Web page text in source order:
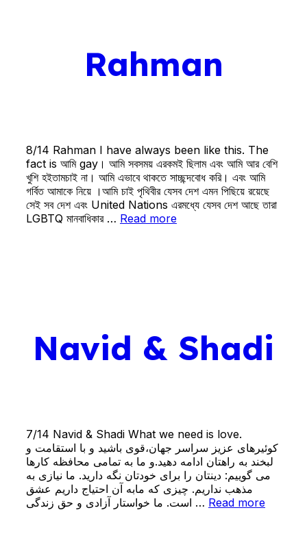
Rahman
8/14 Rahman I have always been like this. The
fact is আমি gay। আমি সবসময় এরকমই ছিলাম এবং আমি আর বেশি
খুশি হইতামচাই না। আমি এভাবে থাকতে সাচ্ছন্দবোধ করি। এবং আমি
গর্বিত আমাকে নিয়ে ।আমি চাই পৃথিবীর যেসব দেশ এমন পিছিয়ে রয়েছে
সেই সব দেশ এবং United Nations এরমধ্যে যেসব দেশ আছে তারা
LGBTQ মানবাধিকার … Read more
Navid & Shadi
7/14 Navid & Shadi What we need is love.
کوئیرهای عزیز سراسر جهان،قوی باشید و با استقامت و
لبخند به راهتان ادامه دهید.و ما به تمامی محافظه کارها
می گوییم: دینتان را برای خودتان نگه دارید. ما نیازی به
مذهب نداریم. چیزی که مابه آن احتیاج داریم عشق
است. ما خواستار آزادی و حق زندگی … Read more